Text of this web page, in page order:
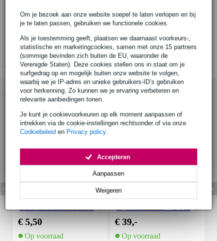
Om je bezoek aan onze website soepel te laten verlopen en bij
je te laten passen, gebruiken we functionele cookies.
Als je toestemming geeft, plaatsen we daarnaast voorkeurs-,
statistische en marketingcookies, samen met onze 15 partners
(sommige bevinden zich buiten de EU, waaronder de
Verenigde Staten). Deze cookies stellen ons in staat om je
surfgedrag op en mogelijk buiten onze website te volgen,
waarbij we je IP-adres en unieke gebruikers-ID’s gebruiken
voor herkenning. Zo kunnen we je ervaring verbeteren en
relevante aanbiedingen tonen.
Je kunt je cookievoorkeuren op elk moment aanpassen of
intrekken via de cookie-instellingen rechtsonder of via onze
Cookiebeleid en Privacy policy.
Weigeren
Aanpassen
Accepteren
Productinformatie
WLL: 500 kg
Buizen diameter: 48-51 mm
Klem breedte: 50 mm
Bekijk alle productspecificaties
Accessoires (9)
Innox Snap 27 kabelbi
mal zwart (10 stuks)
€ 5,50
Op voorraad
Innox IVA 01 LS Kit he
€ 39,-
Op voorraad